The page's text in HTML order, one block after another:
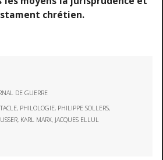
chrétien.
DE GUERRE
, PHILOLOGIE, PHILIPPE SOLLERS,
, KARL MARX, JACQUES ELLUL